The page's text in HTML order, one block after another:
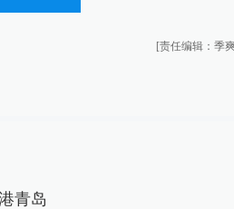
[责任编辑：季
青岛